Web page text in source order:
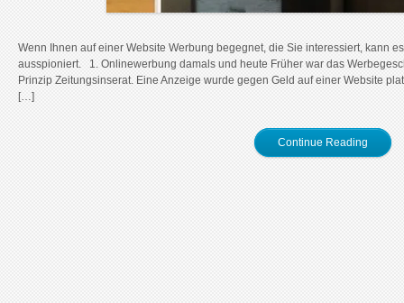
Wenn Ihnen auf einer Website Werbung begegnet, die Sie interessiert, kann
ausspioniert. 1. Onlinewerbung damals und heute Früher war das
Prinzip Zeitungsinserat. Eine Anzeige wurde gegen Geld auf einer Website
[…]
Continue Reading